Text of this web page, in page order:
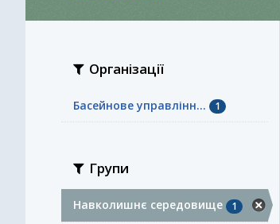
Організації
Басейнове управлінн... 1
Групи
Навколишнє середовище 1